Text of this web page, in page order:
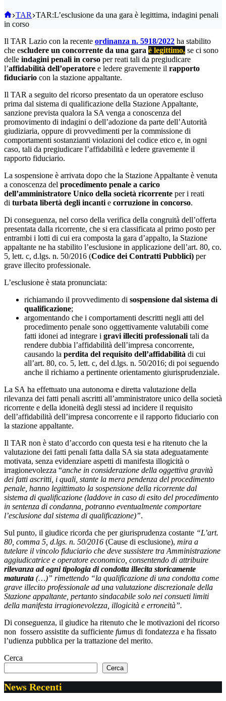
Home
TAR TAR:L’esclusione da una gara è legittima, indagini penali
in corso
Il TAR Lazio con la recente ordinanza n. 5918/2022 ha stabilito
che escludere un concorrente da una gara è legittimo, se ci sono
delle indagini penali in corso per reati tali da pregiudicare
l’affidabilità dell’operatore e ledere gravemente il rapporto
fiduciario con la stazione appaltante.
Il TAR a seguito del ricorso presentato da un operatore escluso
prima dal sistema di qualificazione della Stazione Appaltante,
sanzione prevista qualora la SA venga a conoscenza del
promovimento di indagini o dell’adozione da parte dell’Autorità
giudiziaria, oppure di provvedimenti per la commissione di
comportamenti sostanzianti violazioni del codice etico e, in ogni
caso, tali da pregiudicare l’affidabilità e ledere gravemente il
rapporto fiduciario.
La sospensione è arrivata dopo che la Stazione Appaltante è venuta
a conoscenza del procedimento penale a carico
dell’amministratore Unico della società ricorrente per i reati
di turbata libertà degli incanti e corruzione in concorso.
Di conseguenza, nel corso della verifica della congruità dell’offerta
presentata dalla ricorrente, che si era classificata al primo posto per
entrambi i lotti di cui era composta la gara d’appalto, la Stazione
appaltante ne ha stabilito l’esclusione in applicazione dell’art. 80, co.
5, lett. c, d.lgs. n. 50/2016 (Codice dei Contratti Pubblici) per
grave illecito professionale.
L’esclusione è stata pronunciata:
richiamando il provvedimento di sospensione dal sistema di
qualificazione;
argomentando che i comportamenti descritti negli atti del
procedimento penale sono oggettivamente valutabili come
fatti idonei ad integrare i gravi illeciti professionali tali da
rendere dubbia l’affidabilità dell’impresa concorrente,
causando la perdita del requisito dell’affidabilità di cui
all’art. 80, co. 5, lett. c, del d.lgs. n. 50/2016; di poi seguendo
anche il richiamo a pertinente orientamento giurisprudenziale.
La SA ha effettuato una autonoma e diretta valutazione della
rilevanza dei fatti penali ascritti all’amministratore unico della società
ricorrente e della idoneità degli stessi ad incidere il requisito
dell’affidabilità dell’impresa concorrente e il rapporto fiduciario con
la stazione appaltante.
Il TAR non è stato d’accordo con questa tesi e ha ritenuto che la
valutazione dei fatti penali fatta dalla SA sia stata adeguatamente
motivata, senza evidenziare aspetti di manifesta illogicità o
irragionevolezza “anche in considerazione della oggettiva gravità
dei fatti ascritti, i quali, stante la mera pendenza del procedimento
penale, hanno legittimato la sospensione della ricorrente dal
sistema di qualificazione (laddove in caso di esito del procedimento
in sentenza di condanna, potranno eventualmente comportare
l’esclusione dal sistema di qualificazione)”.
Sul punto, il giudice ricorda che per giurisprudenza costante “L’art.
80, comma 5, d.lgs. n. 50/2016 (Cause di esclusione), mira a
tutelare il vincolo fiduciario che deve sussistere tra Amministrazione
aggiudicatrice e operatore economico, consentendo di attribuire
rilevanza ad ogni tipologia di condotta illecita storicamente
maturata (…)” rimettendo “la qualificazione di una condotta come
grave illecito professionale ad una valutazione discrezionale della
Stazione appaltante, pertanto sindacabile solo nei consueti limiti
della manifesta irragionevolezza, illogicità e erroneità”.
Di conseguenza, il giudice ha ritenuto che le motivazioni del ricorso
non fossero assistite da sufficiente fumus di fondatezza e ha fissato
l’udienza pubblica per la trattazione del merito.
Cerca
Cerca
News Recenti